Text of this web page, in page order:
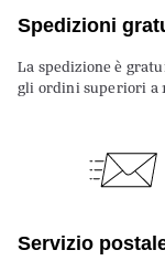
Spedizioni
La spedizione è
gli ordini superiori a
Servizio